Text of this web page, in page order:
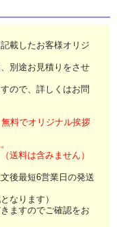
載したお客様オリジ
別途お見積りをさせ
ので、詳しくはお問
料でオリジナル挨拶
送料は含みません）
後最短6営業日の発送
なります）
ますのでご確認をお